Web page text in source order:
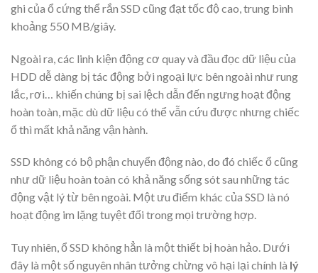
ghi của ổ cứng thể rắn SSD cũng đạt tốc độ cao, trung bình
khoảng 550 MB/giây.
Ngoài ra, các linh kiện động cơ quay và đầu đọc dữ liệu của
HDD dễ dàng bị tác động bởi ngoại lực bên ngoài như rung
lắc, rơi… khiến chúng bị sai lệch dẫn đến ngưng hoạt động
hoàn toàn, mặc dù dữ liệu có thể vẫn cứu được nhưng chiếc
ổ thì mất khả năng vận hành.
SSD không có bộ phận chuyển động nào, do đó chiếc ổ cũng
như dữ liệu hoàn toàn có khả năng sống sót sau những tác
động vật lý từ bên ngoài. Một ưu điểm khác của SSD là nó
hoạt động im lặng tuyệt đối trong mọi trường hợp.
Tuy nhiên, ổ SSD không hẳn là một thiết bị hoàn hảo. Dưới
đây là một số nguyên nhân tưởng chừng vô hại lại chính là lý